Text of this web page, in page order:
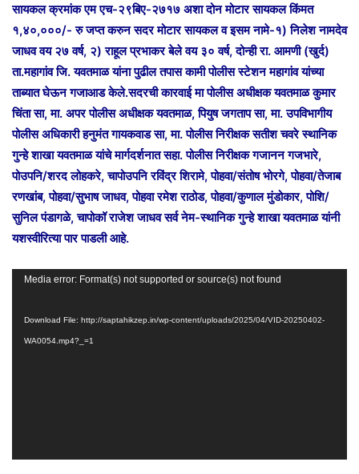
सायकल क्रमांक एम एच-२९बिए-२७१७ अशा दोन मोटार सायकल किंमत
१,४०,०००/- रु जप्त करुन सदर मोटार सायकल व इसम नामे-१) निलेश नामदेव
जाधव वय २७ वर्ष, २) राहूल प्रभाकर बेले वय ३० वर्ष, दोन्ही रा. आमणी (खुर्द)
ता.महागांव जि. यवतमाळ यांना पुढील तपास कामी पोलीस स्टेशन महागांव यांच्या
ताब्यात घेऊन गजाआड केले.सदरची कारवाई मा पोलीस अधीक्षक यवतमाळ कुमार
चिंता सा, मा. अपर पोलीस अधीक्षक यवतमाळ, पियुष जगताप सा, मा. उपविभागीय
पोलीस अधिकारी हनुमंत गायकवाड सा, मा. पोलीस निरीक्षक सतीश चवरे स्थानिक
गुन्हे शाखा यवतमाळ यांचे मार्गदर्शनात सहा. पोलीस निरीक्षक गजानन गजभारे,
पोउपनि/शरद लोहकरे, चापोउपनि रविंद्र शिरामे, पोहवा/संतोष भोरगे, पोहवा/तेजाब
रणखांब, पोहवा/सुभाष जाधव, पोहवा रमेश राठोड, पोहवा/कुणाल मुंडोकार, पोशि/
सुनिल पंडागळे, चापोकॉ राजेश जाधव सर्व नेम-स्थानिक गुन्हे शाखा यवतमाळ यांनी
यशस्वीरित्या पार पाडली आहे.
Video
Media error: Format(s) not supported or source(s) not found
Download File: http://saptahikzep.in/wp-content/uploads/2025/04/VID-20250402-
WA0054.mp4?_=1